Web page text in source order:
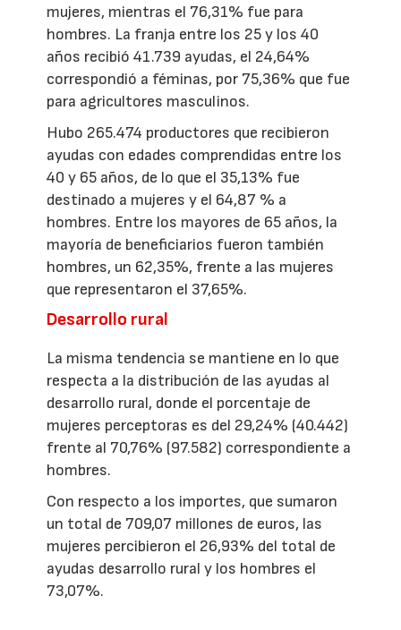
mujeres, mientras el 76,31% fue para
hombres. La franja entre los 25 y los 40
años recibió 41.739 ayudas, el 24,64%
correspondió a féminas, por 75,36% que fue
para agricultores masculinos.
Hubo 265.474 productores que recibieron
ayudas con edades comprendidas entre los
40 y 65 años, de lo que el 35,13% fue
destinado a mujeres y el 64,87 % a
hombres. Entre los mayores de 65 años, la
mayoría de beneficiarios fueron también
hombres, un 62,35%, frente a las mujeres
que representaron el 37,65%.
Desarrollo rural
La misma tendencia se mantiene en lo que
respecta a la distribución de las ayudas al
desarrollo rural, donde el porcentaje de
mujeres perceptoras es del 29,24% (40.442)
frente al 70,76% (97.582) correspondiente a
hombres.
Con respecto a los importes, que sumaron
un total de 709,07 millones de euros, las
mujeres percibieron el 26,93% del total de
ayudas desarrollo rural y los hombres el
73,07%.